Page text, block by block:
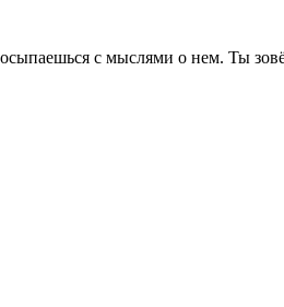
с мыслями о нем. Ты